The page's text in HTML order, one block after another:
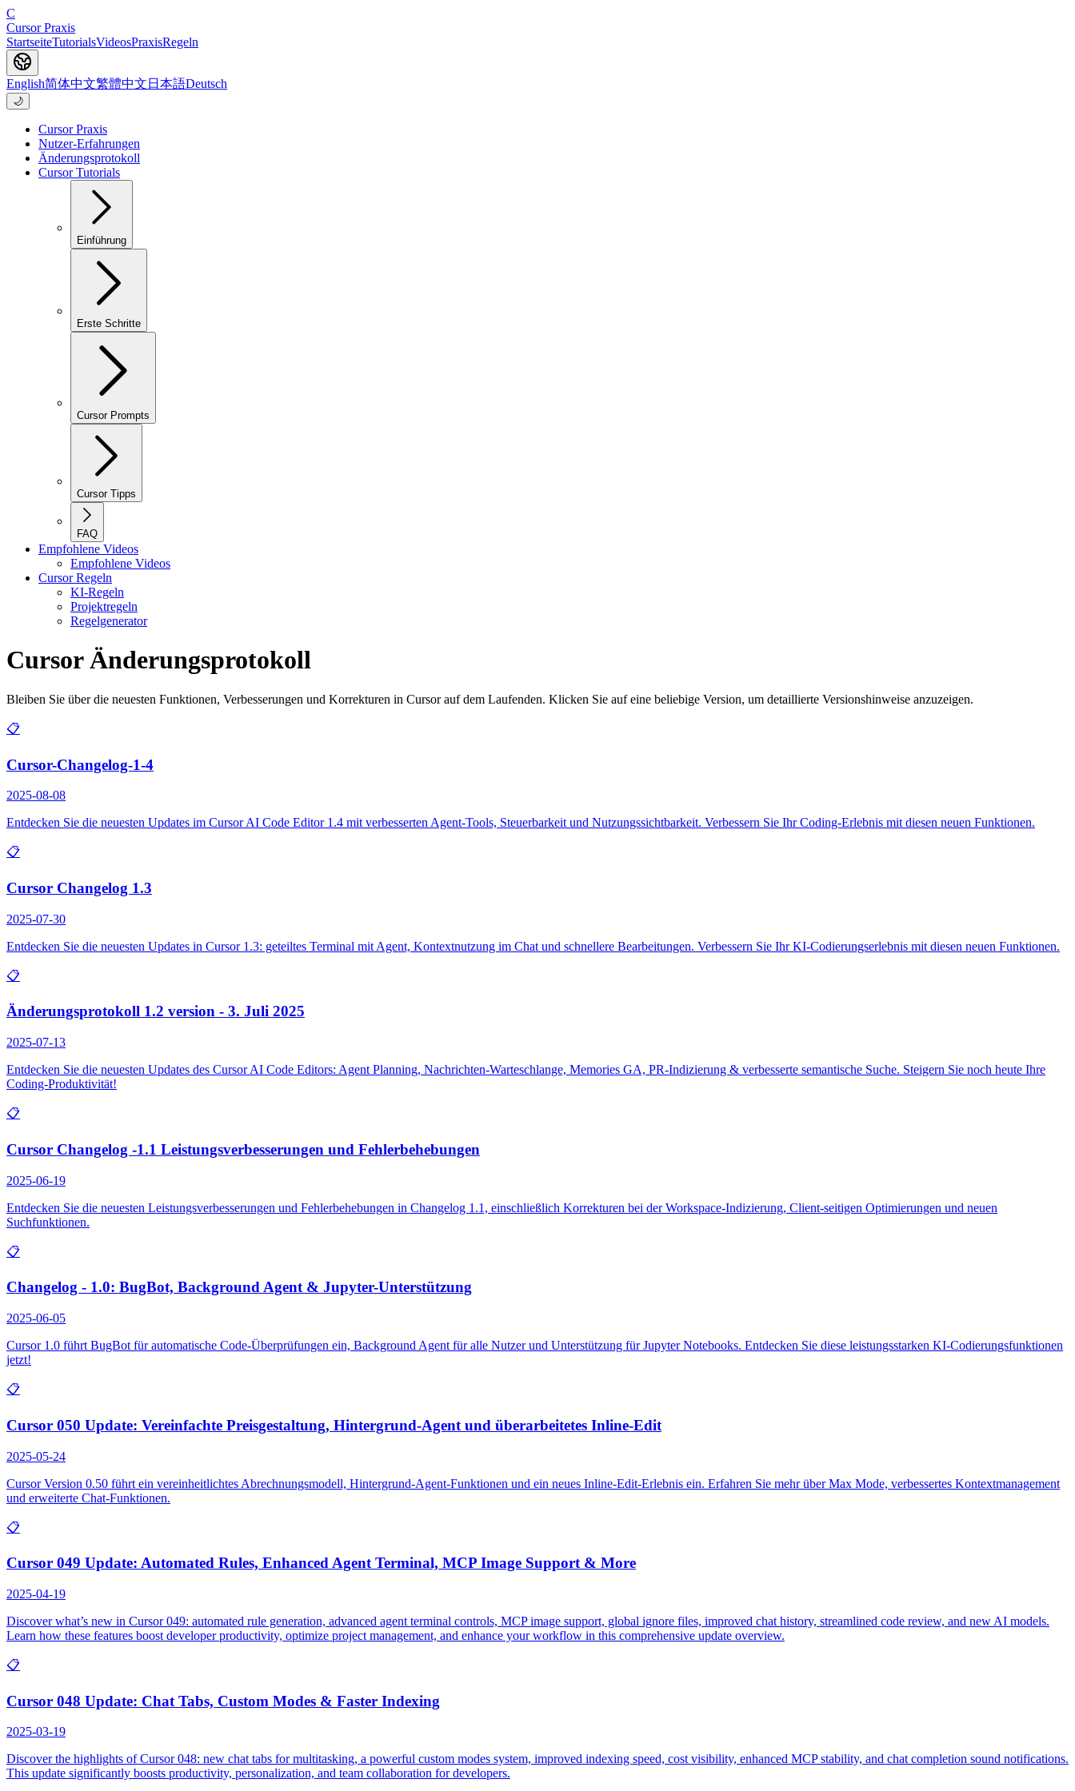
C
Cursor Praxis
StartseiteTutorialsVideosPraxisRegeln
English简体中文繁體中文 日本語Deutsch
🌙
Cursor Praxis
Nutzer-Erfahrungen
Änderungsprotokoll
Cursor Tutorials
Einführung
Erste Schritte
Cursor Prompts
Cursor Tipps
FAQ
Empfohlene Videos
Empfohlene Videos
Cursor Regeln
KI-Regeln
Projektregeln
Regelgenerator
Cursor Änderungsprotokoll
Bleiben Sie über die neuesten Funktionen, Verbesserungen und Korrekturen in Cursor auf dem Laufenden. Klicken Sie auf eine beliebige Version, um detaillierte Versionshinweise anzuzeigen.
📋
Cursor-Changelog-1-4
2025-08-08
Entdecken Sie die neuesten Updates im Cursor AI Code Editor 1.4 mit verbesserten Agent-Tools, Steuerbarkeit und Nutzungssichtbarkeit. Verbessern Sie Ihr Coding-Erlebnis mit diesen neuen Funktionen.
📋
Cursor Changelog 1.3
2025-07-30
Entdecken Sie die neuesten Updates in Cursor 1.3: geteiltes Terminal mit Agent, Kontextnutzung im Chat und schnellere Bearbeitungen. Verbessern Sie Ihr KI-Codierungserlebnis mit diesen neuen Funktionen.
📋
Änderungsprotokoll 1.2 version - 3. Juli 2025
2025-07-13
Entdecken Sie die neuesten Updates des Cursor AI Code Editors: Agent Planning, Nachrichten-Warteschlange, Memories GA, PR-Indizierung & verbesserte semantische Suche. Steigern Sie noch heute Ihre
Coding-Produktivität!
📋
Cursor Changelog -1.1 Leistungsverbesserungen und Fehlerbehebungen
2025-06-19
Entdecken Sie die neuesten Leistungsverbesserungen und Fehlerbehebungen in Changelog 1.1, einschließlich Korrekturen bei der Workspace-Indizierung, Client-seitigen Optimierungen und neuen
Suchfunktionen.
📋
Changelog - 1.0: BugBot, Background Agent & Jupyter-Unterstützung
2025-06-05
Cursor 1.0 führt BugBot für automatische Code-Überprüfungen ein, Background Agent für alle Nutzer und Unterstützung für Jupyter Notebooks. Entdecken Sie diese leistungsstarken KI-Codierungsfunktionen
jetzt!
📋
Cursor 050 Update: Vereinfachte Preisgestaltung, Hintergrund-Agent und überarbeitetes Inline-Edit
2025-05-24
Cursor Version 0.50 führt ein vereinheitlichtes Abrechnungsmodell, Hintergrund-Agent-Funktionen und ein neues Inline-Edit-Erlebnis ein. Erfahren Sie mehr über Max Mode, verbessertes Kontextmanagement
und erweiterte Chat-Funktionen.
📋
Cursor 049 Update: Automated Rules, Enhanced Agent Terminal, MCP Image Support & More
2025-04-19
Discover what’s new in Cursor 049: automated rule generation, advanced agent terminal controls, MCP image support, global ignore files, improved chat history, streamlined code review, and new AI models.
Learn how these features boost developer productivity, optimize project management, and enhance your workflow in this comprehensive update overview.
📋
Cursor 048 Update: Chat Tabs, Custom Modes & Faster Indexing
2025-03-19
Discover the highlights of Cursor 048: new chat tabs for multitasking, a powerful custom modes system, improved indexing speed, cost visibility, enhanced MCP stability, and chat completion sound notifications.
This update significantly boosts productivity, personalization, and team collaboration for developers.